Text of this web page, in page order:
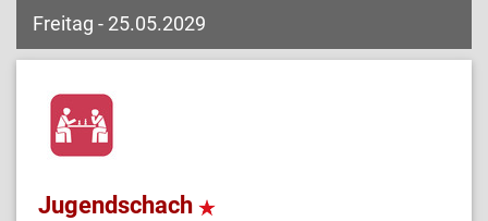
Freitag - 25.05.2029
Jugendschach